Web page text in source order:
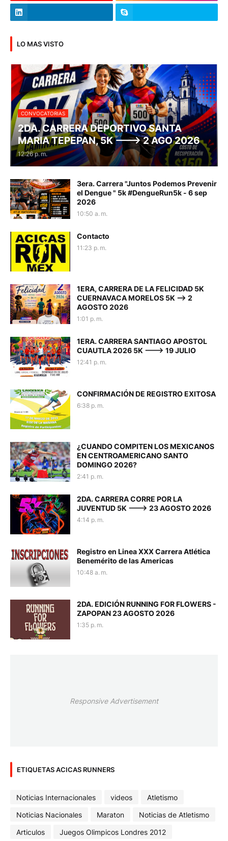
LO MAS VISTO
CONVOCATORIAS
2DA. CARRERA DEPORTIVO SANTA
MARIA TEPEPAN, 5K ---> 2 AGO 2026
12:26 p. m.
3era. Carrera "Juntos Podemos Prevenir
el Dengue " 5k #DengueRun5k - 6 sep
2026
10:50 a. m.
Contacto
11:23 p. m.
1ERA, CARRERA DE LA FELICIDAD 5K
CUERNAVACA MORELOS 5K --> 2
AGOSTO 2026
1:01 p. m.
1ERA. CARRERA SANTIAGO APOSTOL
CUAUTLA 2026 5K ---> 19 JULIO
12:41 p. m.
CONFIRMACIÓN DE REGISTRO EXITOSA
6:38 p. m.
¿CUANDO COMPITEN LOS MEXICANOS
EN CENTROAMERICANO SANTO
DOMINGO 2026?
2:41 p. m.
2DA. CARRERA CORRE POR LA
JUVENTUD 5K ---> 23 AGOSTO 2026
4:14 p. m.
Registro en Linea XXX Carrera Atlética
Benemérito de las Americas
10:48 a. m.
2DA. EDICIÓN RUNNING FOR FLOWERS -
ZAPOPAN 23 AGOSTO 2026
1:35 p. m.
Responsive Advertisement
ETIQUETAS ACICAS RUNNERS
Noticias Internacionales videos
Atletismo
Noticias Nacionales
Maraton
Noticias de Atletismo
Articulos
Juegos Olimpicos Londres 2012